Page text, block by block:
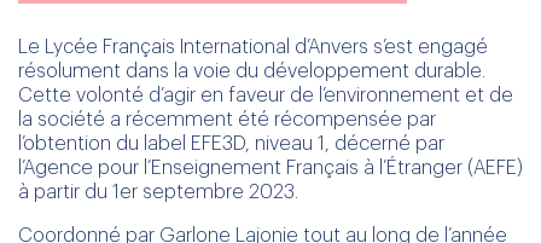
Le Lycée Français International d’Anvers s’est engagé
résolument dans la voie du développement durable.
Cette volonté d’agir en faveur de l’environnement et de
la société a récemment été récompensée par
l’obtention du label EFE3D, niveau 1, décerné par
l’Agence pour l’Enseignement Français à l’Étranger (AEFE)
à partir du 1er septembre 2023.
Coordonné par Garlone Lajonie tout au long de l’année